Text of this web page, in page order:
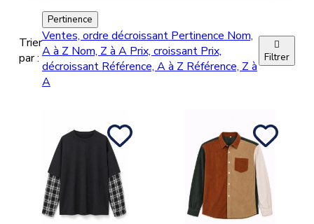
Trier
par :
Pertinence
Ventes, ordre décroissant Pertinence Nom,
A à Z Nom, Z à A Prix, croissant Prix,
décroissant Référence, A à Z Référence, Z à
A

Filtrer